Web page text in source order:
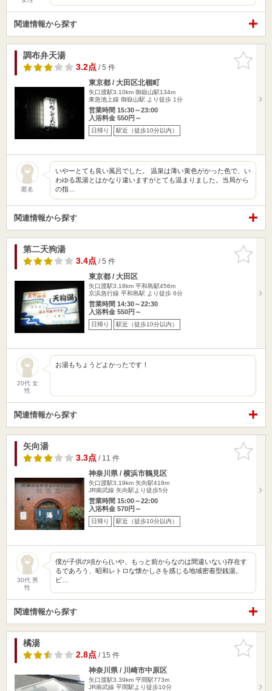
関連情報から探す
お気に入
りに追加
調布弁天湯
3.2点/ 5 件
東京都 / 大田区北嶺町
矢口渡駅3.10km 御嶽山駅134m
東急池上線 御嶽山駅 より徒歩 1分
営業時間 15:30～23:00
入浴料金 550円～
日帰り 駅近（徒歩10分以内）
匿名
いやーとても良い風呂でした。 温泉は薄い黄色がかった色で、い
わゆる黒湯とはかなり違いますがとても温まりました。当局から
の指…
関連情報から探す
お気に入
りに追加
第二天狗湯
3.4点/ 5 件
東京都 / 大田区
矢口渡駅3.18km 平和島駅456m
京浜急行線 平和島駅 より徒歩 6分
営業時間 14:30～22:30
入浴料金 550円～
日帰り 駅近（徒歩10分以内）
20代 女
性
お湯もちょうどよかったです！
関連情報から探す
お気に入
りに追加
矢向湯
3.3点/ 11 件
神奈川県 / 横浜市鶴見区
矢口渡駅3.19km 矢向駅418m
JR南武線 矢向駅より徒歩5分
営業時間 15:00～22:00
入浴料金 570円～
日帰り 駅近（徒歩10分以内）
30代 男
性
僕が子供の頃から(いや、もっと前からなのは間違いない)存在す
るであろう、昭和レトロな懐かしさを感じる地域密着型銭湯。
ビ…
関連情報から探す
お気に入
りに追加
橘湯
2.8点/ 15 件
神奈川県 / 川崎市中原区
矢口渡駅3.39km 平間駅773m
JR南武線 平間駅より徒歩10分